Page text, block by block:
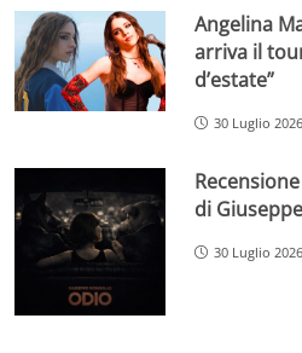
Angelina
arriva il
d’estate”
30 Luglio 2026
di
30 Luglio 2026